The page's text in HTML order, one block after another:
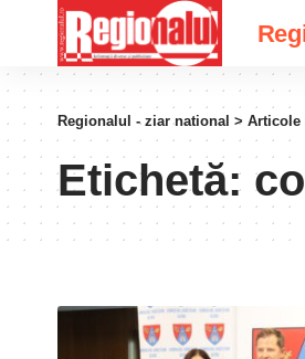
Regionalul - ziar national > Articole
Etichetă: